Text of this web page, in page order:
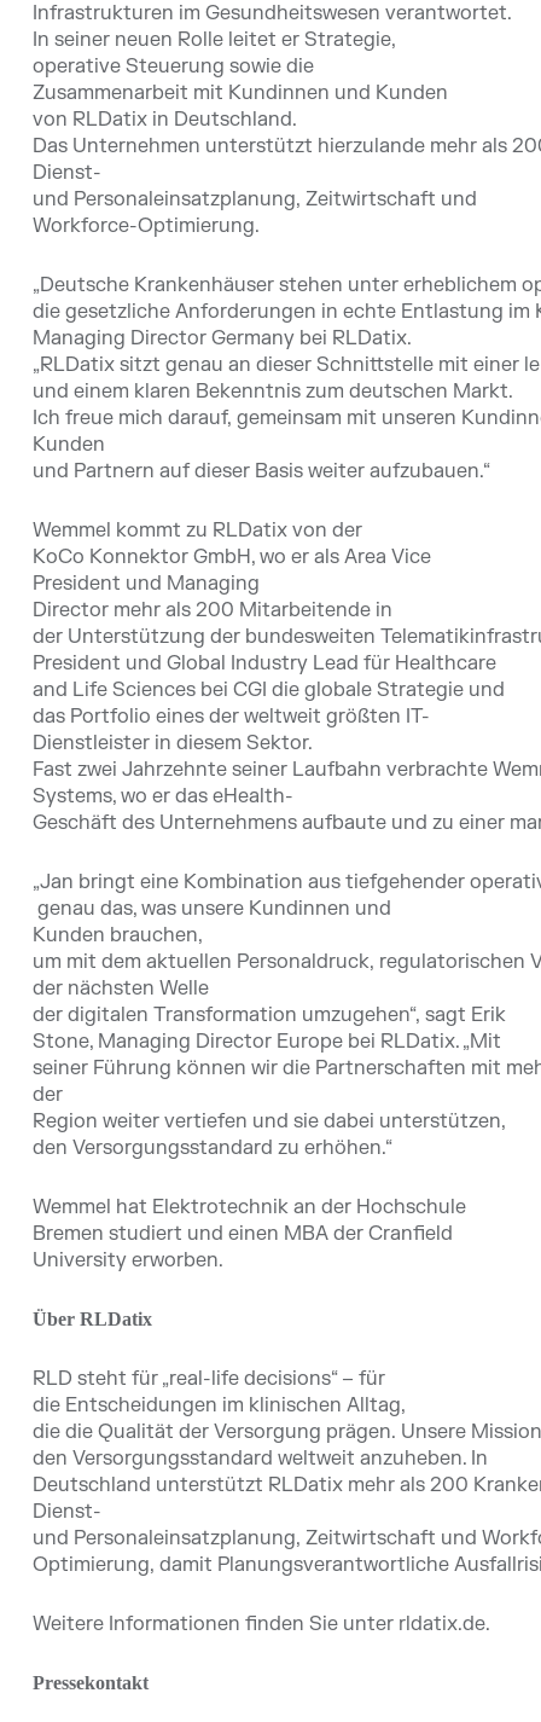
Infrastrukturen im Gesundheitswesen verantwortet.
In seiner neuen Rolle leitet er Strategie,
operative Steuerung sowie die
Zusammenarbeit mit Kundinnen und Kunden
von RLDatix in Deutschland.
Das Unternehmen unterstützt hierzulande mehr als
Dienst-
und Personaleinsatzplanung, Zeitwirtschaft und
Workforce-Optimierung.
„Deutsche Krankenhäuser stehen unter erheblichem
die gesetzliche Anforderungen in echte Entlastung im
Managing Director Germany bei RLDatix.
„RLDatix sitzt genau an dieser Schnittstelle mit einer
und einem klaren Bekenntnis zum deutschen Markt.
Ich freue mich darauf, gemeinsam mit unseren
Kunden
und Partnern auf dieser Basis weiter aufzubauen.“
Wemmel kommt zu RLDatix von der
KoCo Konnektor GmbH, wo er als Area Vice
President und Managing
Director mehr als 200 Mitarbeitende in
der Unterstützung der bundesweiten
President und Global Industry Lead für Healthcare
and Life Sciences bei CGI die globale Strategie und
das Portfolio eines der weltweit größten IT-
Dienstleister in diesem Sektor.
Fast zwei Jahrzehnte seiner Laufbahn verbrachte
Systems, wo er das eHealth-
Geschäft des Unternehmens aufbaute und zu einer
„Jan bringt eine Kombination aus tiefgehender
genau das, was unsere Kundinnen und
Kunden brauchen,
um mit dem aktuellen Personaldruck, regulatorischen
der nächsten Welle
der digitalen Transformation umzugehen“, sagt Erik
Stone, Managing Director Europe bei RLDatix. „Mit
seiner Führung können wir die Partnerschaften mit
der
Region weiter vertiefen und sie dabei unterstützen,
den Versorgungsstandard zu erhöhen.“
Wemmel hat Elektrotechnik an der Hochschule
Bremen studiert und einen MBA der Cranfield
University erworben.
Über RLDatix
RLD steht für „real-life decisions“ – für
die Entscheidungen im klinischen Alltag,
die die Qualität der Versorgung prägen. Unsere
den Versorgungsstandard weltweit anzuheben. In
Deutschland unterstützt RLDatix mehr als 200
Dienst-
und Personaleinsatzplanung, Zeitwirtschaft und
Optimierung, damit Planungsverantwortliche
Weitere Informationen finden Sie unter rldatix.de.
Pressekontakt